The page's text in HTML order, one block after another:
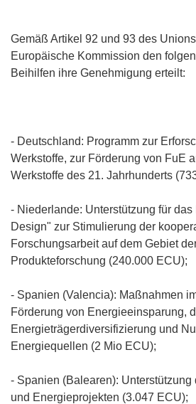
Gemäß Artikel 92 und 93 des
Europäische Kommission den
Beihilfen ihre Genehmigung erteilt:
- Deutschland: Programm zur
Werkstoffe, zur Förderung von FuE
Werkstoffe des 21. Jahrhunderts
- Niederlande: Unterstützung für
Design" zur Stimulierung der
Forschungsarbeit auf dem Gebiet
Produkteforschung (240.000 ECU);
- Spanien (Valencia): Maßnahmen
Förderung von Energieeinsparung,
Energieträgerdiversifizierung und
Energiequellen (2 Mio ECU);
- Spanien (Balearen):
und Energieprojekten (3.047 ECU);